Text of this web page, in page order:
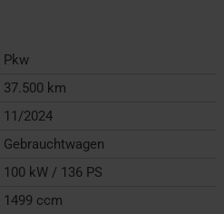
Pkw
37.500 km
11/2024
Gebrauchtwagen
100 kW / 136 PS
1499 ccm